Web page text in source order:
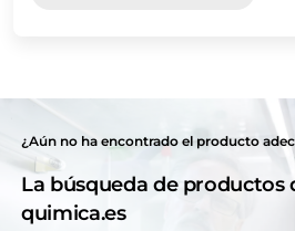
¿Aún no ha encontrado el producto
La búsqueda de productos
quimica.es